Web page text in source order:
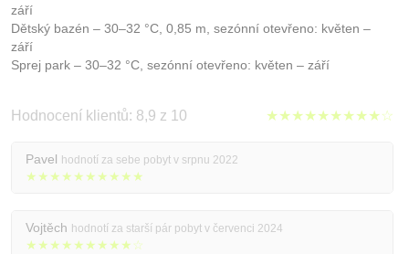
září
Dětský bazén – 30–32 °C, 0,85 m, sezónní otevřeno: květen –
září
Sprej park – 30–32 °C, sezónní otevřeno: květen – září
Hodnocení klientů: 8,9 z 10 ★★★★★★★★★☆
Pavel hodnotí za sebe pobyt v srpnu 2022
★★★★★★★★★★
Vojtěch hodnotí za starší pár pobyt v červenci 2024
★★★★★★★★★☆